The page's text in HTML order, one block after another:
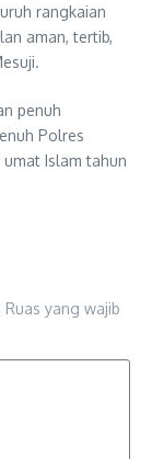
rangkaian
aman, tertib,
penuh
Polres
Islam tahun
Ruas yang wajib